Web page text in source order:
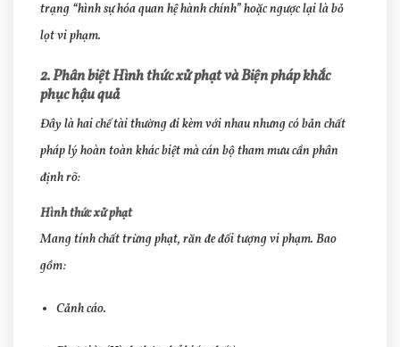
trạng “hình sự hóa quan hệ hành chính” hoặc ngược lại là bỏ
lọt vi phạm.
2. Phân biệt Hình thức xử phạt và Biện pháp khắc
phục hậu quả
Đây là hai chế tài thường đi kèm với nhau nhưng có bản chất
pháp lý hoàn toàn khác biệt mà cán bộ tham mưu cần phân
định rõ:
Hình thức xử phạt
Mang tính chất trừng phạt, răn đe đối tượng vi phạm. Bao
gồm:
Cảnh cáo.